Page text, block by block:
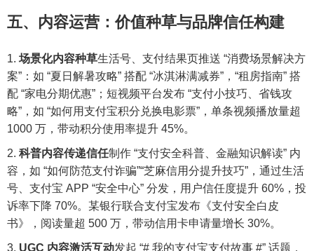
五、内容运营：价值种草与品牌信任构建
场景化内容种草生活号、支付结果页推送 “消费场景解决方
案”：如 “夏日解暑攻略” 搭配 “冰淇淋满减券”，“租房指南” 搭
配 “家电分期优惠”；短视频平台发布 “支付小技巧、省钱攻
略”，如 “如何用支付宝积分兑换电影票”，单条视频播放量超
1000 万，带动积分使用率提升 45%。
科普内容传递信任制作 “支付安全科普、金融知识解读” 内
容，如 “如何防范支付诈骗”“芝麻信用分提升技巧”，通过生活
号、支付宝 APP “安全中心” 分发，用户信任度提升 60%，投
诉率下降 70%。某银行联合支付宝发布《支付安全白皮
书》，阅读量超 500 万，带动信用卡申请量增长 30%。
UGC 内容激活互动发起 “# 我的支付宝支付故事 #” 话题，